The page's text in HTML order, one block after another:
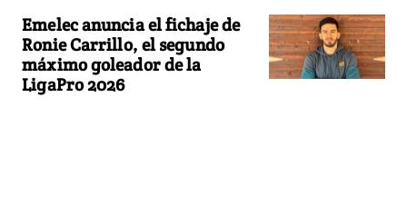
Emelec anuncia el fichaje de
Ronie Carrillo, el segundo
máximo goleador de la
LigaPro 2026